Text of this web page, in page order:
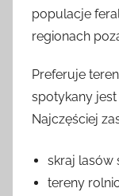
populacje
regionach
Preferuje
spotykany
Najczęściej
skraj lasów
tereny